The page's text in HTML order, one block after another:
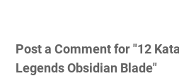
Post a Comment for "12
Legends Obsidian Blade"